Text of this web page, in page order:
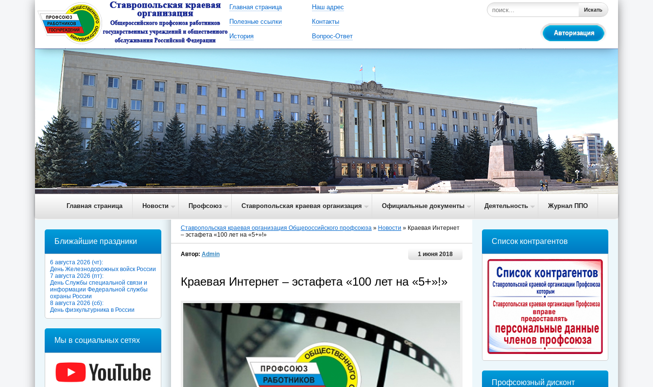
Главная страница
Полезные ссылки
История
Наш адрес
Контакты
Вопрос-Ответ
Авторизация
Искать
Главная страница Новости Профсоюз Ставропольская краевая организация Официальные документы Деятельность Журнал ППО
Ставропольская краевая организация Общероссийского профсоюза » Новости » Краевая Интернет
– эстафета «100 лет на «5+»!»
1 июня 2018
Автор: Admin
Краевая Интернет – эстафета «100 лет на «5+»!»
Ближайшие праздники
6 августа 2026 (чт):
День Железнодорожных войск России
7 августа 2026 (пт):
День Службы специальной связи и
информации Федеральной службы
охраны России
8 августа 2026 (сб):
День физкультурника в России
Мы в социальных сетях
Список контрагентов
Профсоюзный дисконт